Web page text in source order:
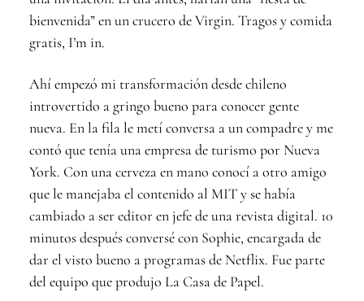
bienvenida” en un crucero de Virgin. Tragos y comida
gratis, I’m in.
Ahí empezó mi transformación desde chileno
introvertido a gringo bueno para conocer gente
nueva. En la fila le metí conversa a un compadre y me
contó que tenía una empresa de turismo por Nueva
York. Con una cerveza en mano conocí a otro amigo
que le manejaba el contenido al MIT y se había
cambiado a ser editor en jefe de una revista digital. 10
minutos después conversé con Sophie, encargada de
dar el visto bueno a programas de Netflix. Fue parte
del equipo que produjo La Casa de Papel.